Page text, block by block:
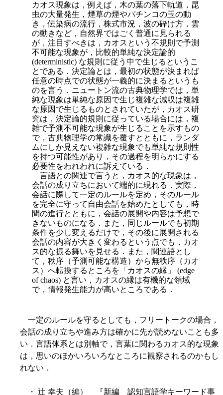
カオス現象は，例えば，木の葉の落下軌道，昆
虫の大量発生，煙草の煙やパチンコの玉の動
き，伝染病の流行，株式市況，波の砕け方，雲
の動きなど，自然界ではごく普通に見られる
が，注目すべきは，カオスという不規則で予測
不可能な現象が，比較的単純な決定論的
(deterministic) な規則に従う中で生じるというこ
とである．決定論とは，最初の状態が決まれば
任意の時点での状態が一義的に決まるというも
のを言う．ニュートン流の古典物理学では，単
純な現象は単純な原因で生じ複雑な減収は複雑
な原因で生じるものとされていたが，カオス研
究は，決定論的規則に従っている場合には，複
雑で予測不可能な現象が生じることを示すもの
で，古典物理学の常識を覆すとともに，ランダ
ムにしか見えない複雑な現象でも単純な規則性
を持つ可能性があり，その過程を明らかにする
必要性をわれわれに訴えている．
言語との関連で言うと，カオス的な現象は，
会話の成り立ちにおいて端的に現れる．実際，
会話に際して一定のルールを定め，そのルール
を完全に守って自由会話を始めたとしても，時
間の進行とともに，会話の展開や内容は予想で
きないものになる．また，同じルールでも初期
条件を少し変えるだけで，その後に展開される
会話の内容が大きく変わるという点でも，カオ
ス的な振る舞いを見せる．また，関連語とし
て，秩序（予測可能な構造）から無秩序（カオ
ス）へ転換するところを「カオスの縁」 (edge
of chaos) と言い，カオスの縁は有機的な領域
で，情報発生能力が高いところである．
一定のルールを守るとしても，フリートークの場合，
会話の成り立ちや進み方は確かに先が読めないことも多
い．言語体系とは別軸で，言葉に関わるカオス的な現象
は，思いのほかいろいろなところに観察されるのかもし
れない．
・ 辻 幸夫（編） 『新編 認知言語学キーワード事